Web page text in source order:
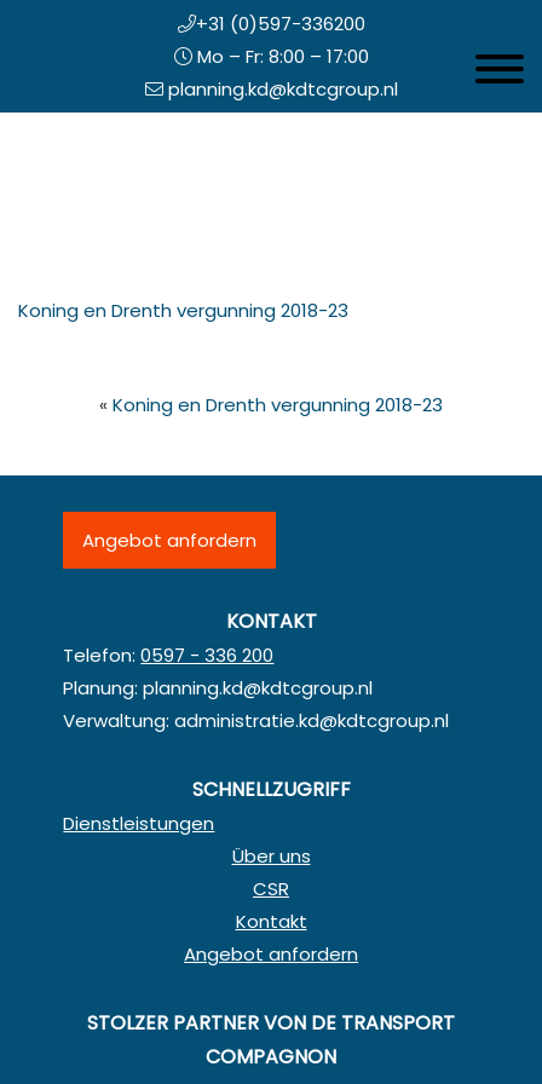
+31 (0)597-336200
Mo – Fr: 8:00 – 17:00
planning.kd@kdtcgroup.nl
Koning en Drenth vergunning 2018-23
« Koning en Drenth vergunning 2018-23
Angebot anfordern
KONTAKT
Telefon:0597 - 336 200
Planung:planning.kd@kdtcgroup.nl
Verwaltung:administratie.kd@kdtcgroup.nl
SCHNELLZUGRIFF
Dienstleistungen
Über uns
CSR
Kontakt
Angebot anfordern
STOLZER PARTNER VON DE TRANSPORT
COMPAGNON